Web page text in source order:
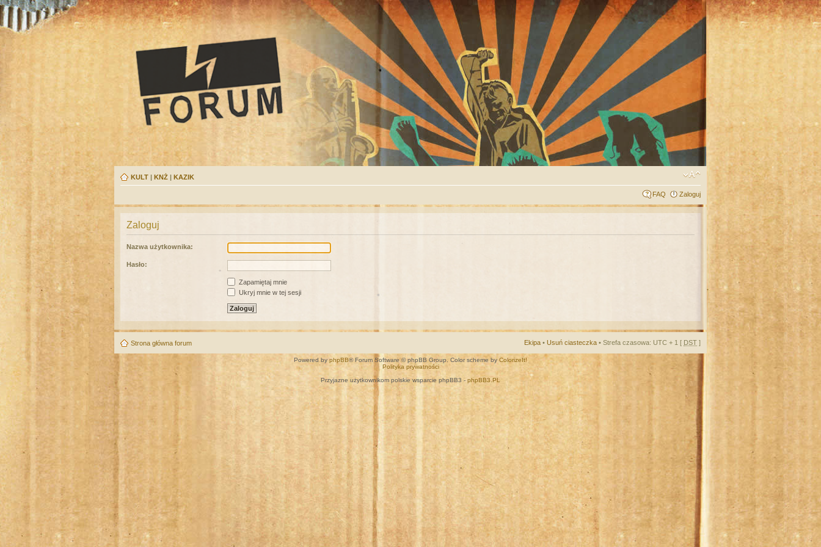
KULT | KNŻ | KAZIK
FAQ Zaloguj
Zaloguj
Nazwa użytkownika:
Hasło:
Zapamiętaj mnie
Ukryj mnie w tej sesji
Strona główna forum Ekipa • Usuń ciasteczka • Strefa czasowa: UTC + 1 [ DST ]
Powered by phpBB® Forum Software © phpBB Group. Color scheme by ColorizeIt!
Polityka prywatności
Przyjazne użytkownikom polskie wsparcie phpBB3 - phpBB3.PL